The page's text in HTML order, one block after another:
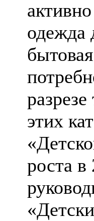
одежда
этих
роста в